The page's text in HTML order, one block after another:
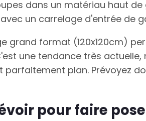
dans un matériau haut
un carrelage d'entrée de
grand format (120x120cm)
une tendance très
parfaitement plan. Prévoyez
pour faire